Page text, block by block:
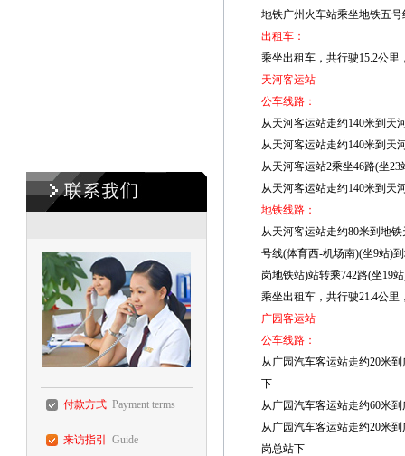
付款方式 Payment terms
来访指引 Guide
地铁广州火车站乘坐地铁五
出租车：
乘坐出租车，共行驶15.2公里
天河客运站
公车线路：
从天河客运站走约140米到天
从天河客运站走约140米到天
从天河客运站2乘坐46路(坐
从天河客运站走约140米到天
地铁线路：
从天河客运站走约80米到地
号线(体育西-机场南)(坐9站)
岗地铁站)站转乘742路(坐19
乘坐出租车，共行驶21.4公里
广园客运站
公车线路：
从广园汽车客运站走约20米
下
从广园汽车客运站走约60米
从广园汽车客运站走约20米
岗总站下